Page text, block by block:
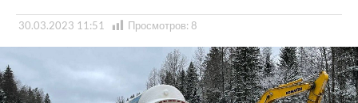
30.03.2023 11:51 Просмотров: 8